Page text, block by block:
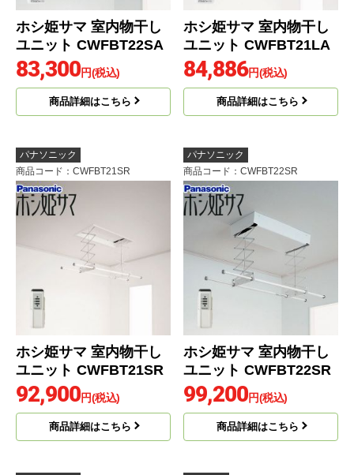
ホシ姫サマ 室内物干し
ユニット CWFBT22SA
83,300円(税込)
商品詳細はこちら
ホシ姫サマ 室内物干し
ユニット CWFBT21LA
84,886円(税込)
商品詳細はこちら
パナソニック
商品コード ：CWFBT21SR
ホシ姫サマ 室内物干し
ユニット CWFBT21SR
92,900円(税込)
商品詳細はこちら
パナソニック
商品コード ：CWFBT22SR
ホシ姫サマ 室内物干し
ユニット CWFBT22SR
99,200円(税込)
商品詳細はこちら